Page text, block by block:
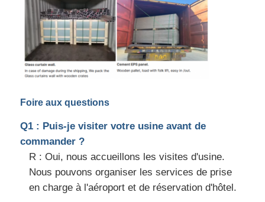
Foire aux questions
Q1 : Puis-je visiter votre usine avant de
commander ?
R : Oui, nous accueillons les visites d'usine.
Nous pouvons organiser les services de prise
en charge à l'aéroport et de réservation d'hôtel.